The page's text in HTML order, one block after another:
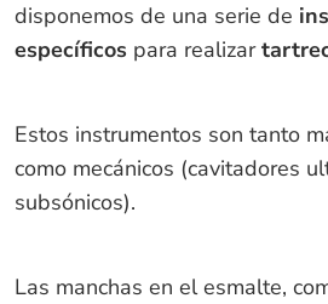
disponemos de una serie de
específicospara realizar
Estos instrumentos son tanto
como mecánicos (cavitadores
subsónicos).
Las manchas en el esmalte,